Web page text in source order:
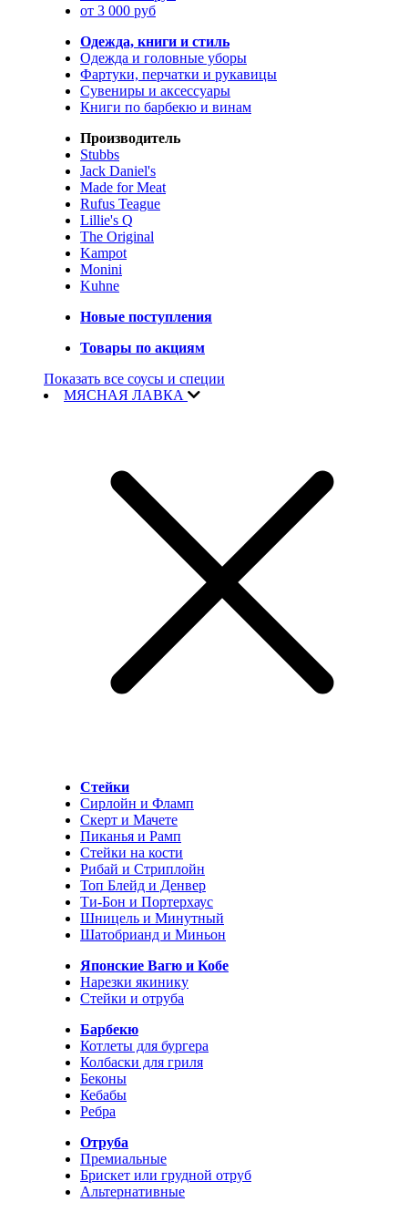
от 3 000 руб
Одежда, книги и стиль
Одежда и головные уборы
Фартуки, перчатки и рукавицы
Сувениры и аксессуары
Книги по барбекю и винам
Производитель
Stubbs
Jack Daniel's
Made for Meat
Rufus Teague
Lillie's Q
The Original
Kampot
Monini
Kuhne
Новые поступления
Товары по акциям
Показать все соусы и специи
МЯСНАЯ ЛАВКА
Стейки
Сирлойн и Фламп
Скерт и Мачете
Пиканья и Рамп
Стейки на кости
Рибай и Стриплойн
Топ Блейд и Денвер
Ти-Бон и Портерхаус
Шницель и Минутный
Шатобрианд и Миньон
Японские Вагю и Кобе
Нарезки якинику
Стейки и отруба
Барбекю
Котлеты для бургера
Колбаски для гриля
Беконы
Кебабы
Ребра
Отруба
Премиальные
Брискет или грудной отруб
Альтернативные